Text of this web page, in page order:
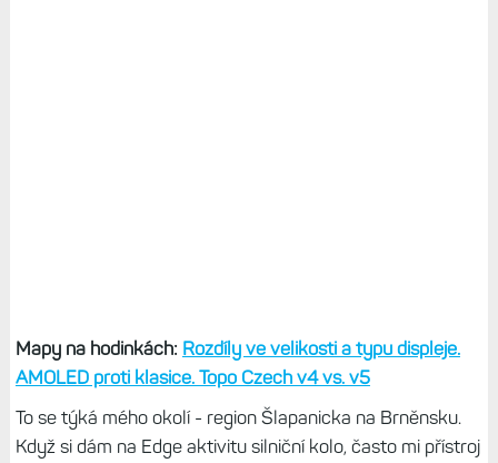
Mapy na hodinkách: Rozdíly ve velikosti a typu displeje.
AMOLED proti klasice. Topo Czech v4 vs. v5
To se týká mého okolí - region Šlapanicka na Brněnsku.
Když si dám na Edge aktivitu silniční kolo, často mi přístroj